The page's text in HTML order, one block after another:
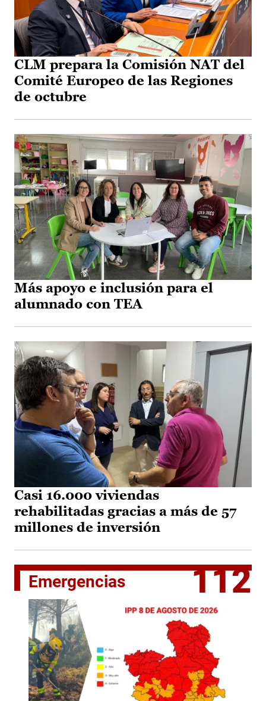
CLM prepara la Comisión NAT del
Comité Europeo de las Regiones
de octubre
Más apoyo e inclusión para el
alumnado con TEA
Casi 16.000 viviendas
rehabilitadas gracias a más de 57
millones de inversión
Emergencias 112